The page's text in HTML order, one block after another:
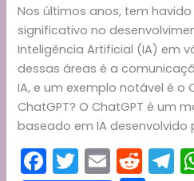
Nos últimos anos, tem
significativo no
Inteligência Artificial (IA) em
dessas áreas é a
IA, e um exemplo notável é o
ChatGPT? O ChatGPT é um
baseado em IA desenvolvido
F T E R T